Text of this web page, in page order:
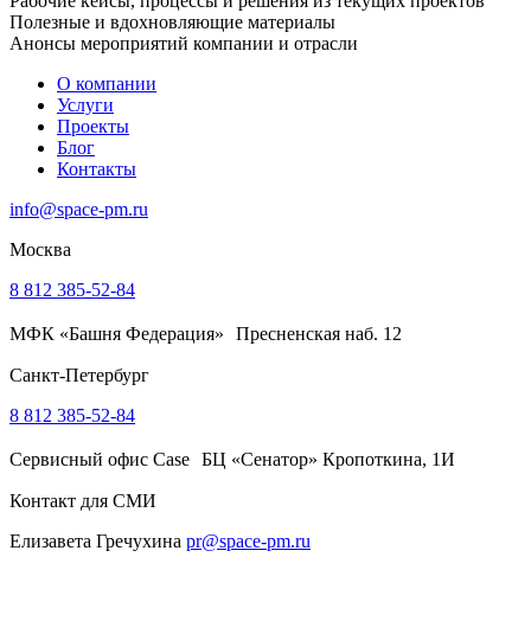
Полезные и вдохновляющие материалы
Анонсы мероприятий компании и отрасли
О компании
Услуги
Проекты
Блог
Контакты
info@space-pm.ru
Москва
8 812 385-52-84
МФК «Башня Федерация» Пресненская наб. 12
Санкт-Петербург
8 812 385-52-84
Сервисный офис Case БЦ «Сенатор» Кропоткина, 1И
Контакт для СМИ
Елизавета Гречухина pr@space-pm.ru